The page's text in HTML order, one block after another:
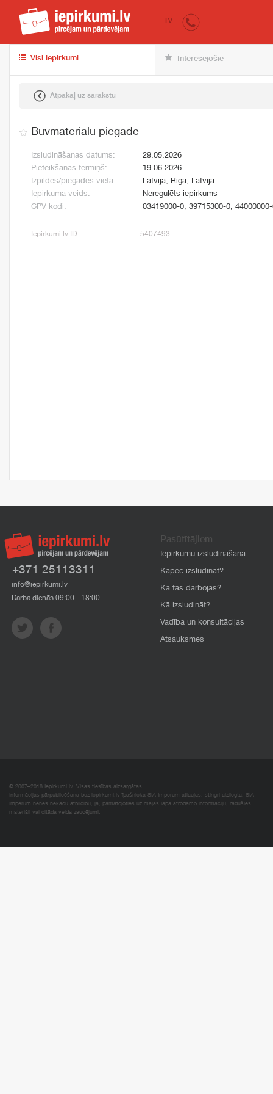
iepirkumi.lv
LV
Visi iepirkumi Interesējošie
Atpakaļ uz sarakstu
Būvmateriālu piegāde
Izsludināšanas datums:
29.05.2026
Pieteikšanās termiņš:
19.06.2026
Izpildes/piegādes vieta:
Latvija, Rīga, Latvija
Iepirkuma veids:
Neregulēts iepirkums
CPV kodi:
03419000-0, 39715300-0,
Iepirkumi.lv ID: 5407493
+371 25113311
info@iepirkumi.lv
Darba dienās 09:00 - 18:00
Pasūtītājiem
Iepirkumu izsludināšana
Kāpēc izsludināt?
Kā tas darbojas?
Kā izsludināt?
Vadība un konsultācijas
Atsauksmes
© 2007–2018 Iepirkumi.lv. Visas tiesības aizsargātas.
Informācijas pārpublicēšana bez iepirkumi.lv īpašnieka SIA Imperum atļaujas, stingri aizliegta. SIA
Imperum nenes nekādu atbildību, ja, pamatojoties uz mājas lapā atrodamo informāciju, radušies
materiāli vai citāda veida zaudējumi.